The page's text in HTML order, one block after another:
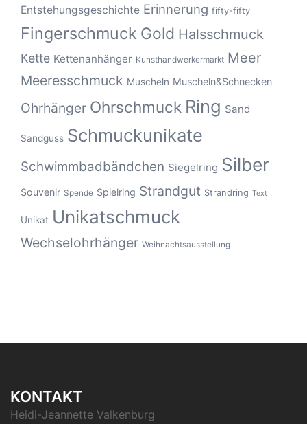
Entstehungsgeschichte Erinnerung fifty-fifty
Fingerschmuck Gold Halsschmuck
Kette Kettenanhänger Kunsthandwerkermarkt Meer
Meeresschmuck Muscheln Muscheln&Schnecken
Ohrhänger Ohrschmuck Ring Sand
Sandguss Schmuckunikate
Schwimmbadbändchen Siegelring Silber
Souvenir Spende Spielring Strandgut Strandring Text
Unikat Unikatschmuck
Wechselohrhänger Weihnachtsausstellung
KONTAKT
Heidi-Jeannette Valkenburg